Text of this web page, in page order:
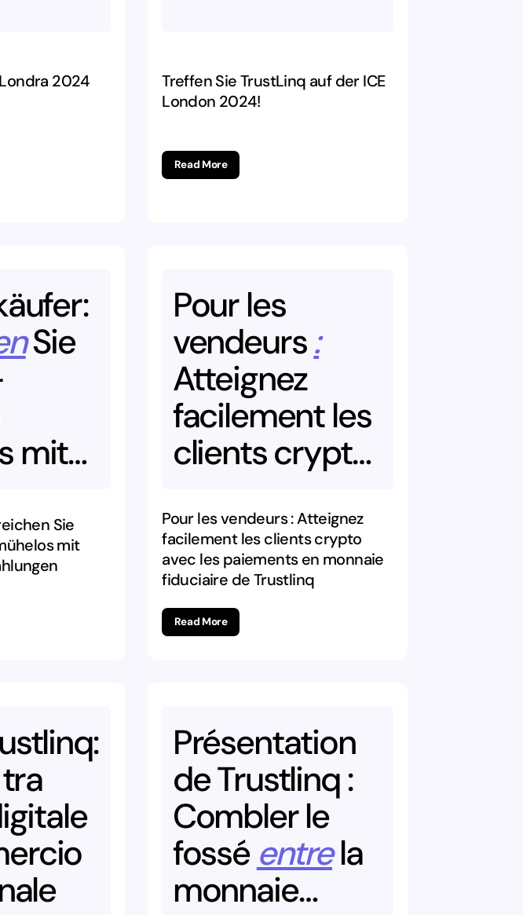
2024
Treffen Sie TrustLinq auf der ICE
London 2024!
Read More
Sie
mit
Sie
mit
Pour les
vendeurs:
Atteignez
facilement les
clientscrypto
paiementsen
monnaie
fiduciairede
Trustlinq
Pour les vendeurs : Atteignez
facilement les clients crypto
avec les paiements en monnaie
fiduciaire de Trustlinq
Read More
tra
Présentation
deTrustlinq:
Combler le
fossé entre la
monnaie